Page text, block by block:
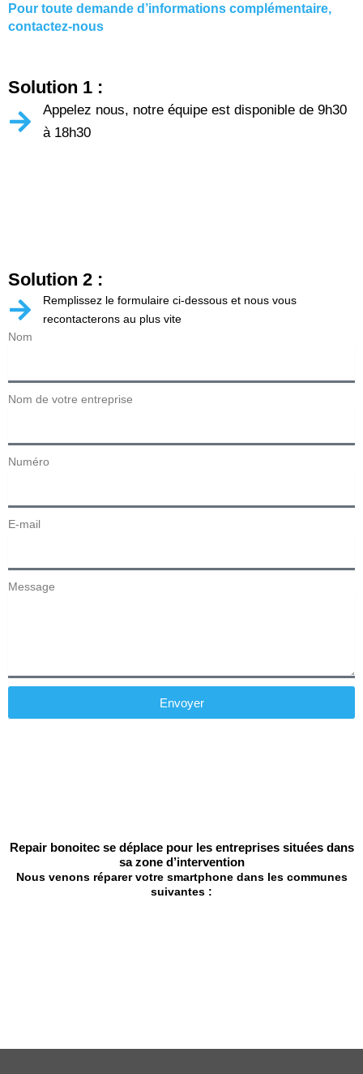
Pour toute demande d’informations complémentaire,
contactez-nous
Solution 1 :
Appelez nous, notre équipe est disponible de 9h30
à 18h30
Solution 2 :
Remplissez le formulaire ci-dessous et nous vous
recontacterons au plus vite
Nom
Nom de votre entreprise
Numéro
E-mail
Message
Envoyer
Repair bonoitec se déplace pour les entreprises situées dans
sa zone d’intervention
Nous venons réparer votre smartphone dans les communes
suivantes :